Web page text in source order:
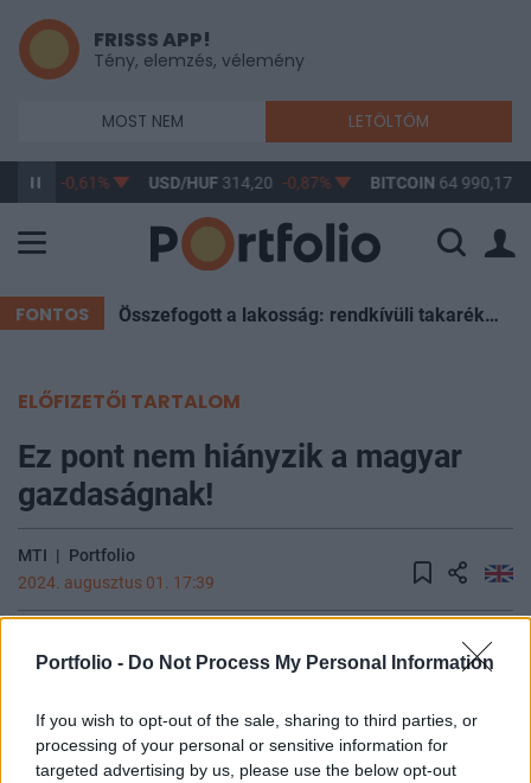
Portfolio - Do Not Process My Personal Information
If you wish to opt-out of the sale, sharing to third parties, or
processing of your personal or sensitive information for
targeted advertising by us, please use the below opt-out
FRISSS APP!
Tény, elemzés, vélemény
MOST NEM LETÖLTÖM
-0,61% USD/HUF314,20 -0,87% BITCOIN 64 990,17
FONTOS Összefogott a lakosság: rendkívüli takarékosság mentette meg Magyarországot a sötétségtől
ELŐFIZETŐI TARTALOM
Ez pont nem hiányzik a magyar
gazdaságnak!
MTI | Portfolio
2024. augusztus 01. 17:39
A nyári kapás növényeknek az elmúlt egy héten
nagy szüksége lett volna csapadékra,
fokozódó aszály tapasztalható. A kukorica és a
napraforgó egyre inkább szárad, miközben lassan